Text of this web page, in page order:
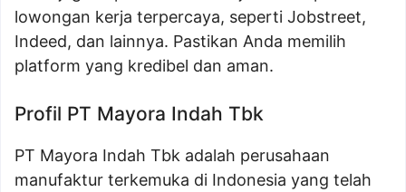
lowongan kerja terpercaya, seperti Jobstreet,
Indeed, dan lainnya. Pastikan Anda memilih
platform yang kredibel dan aman.
Profil PT Mayora Indah Tbk
PT Mayora Indah Tbk adalah perusahaan
manufaktur terkemuka di Indonesia yang telah